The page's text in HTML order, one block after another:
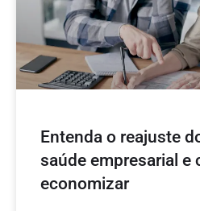
Entenda o reajuste
saúde empresarial e
economizar